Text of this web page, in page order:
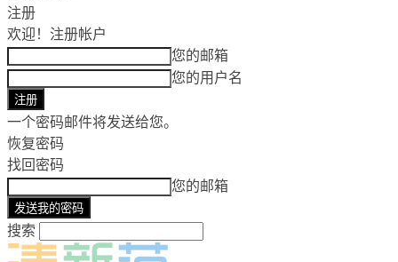
注册
欢迎！ 注册帐户
您的邮箱
您的用户名
一个密码邮件将发送给您。
恢复密码
找回密码
您的邮箱
搜索